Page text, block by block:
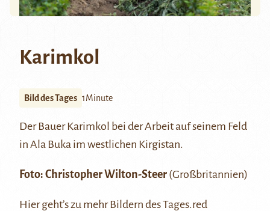
Karimkol
Bild des Tages 1Minute
Der Bauer Karimkol bei der Arbeit auf seinem Feld
in Ala Buka im westlichen Kirgistan.
Foto: Christopher Wilton-Steer (Großbritannien)
Hiergeht’s zu mehr Bildern des Tages.red